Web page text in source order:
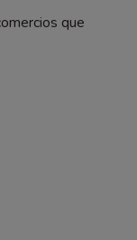
que